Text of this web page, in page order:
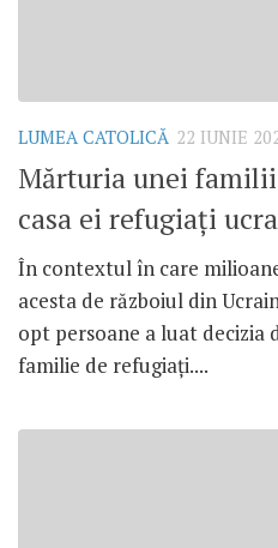
LUMEA CATOLICĂ 22 IUNIE
Mărturia unei
casa ei refugiați
În contextul în care
acesta de războiul din
opt persoane a luat decizia
familie de refugiați....